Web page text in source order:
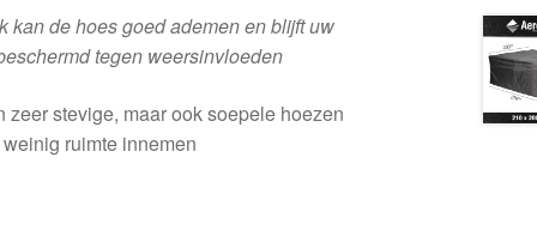
kan de hoes goed ademen en blijft uw
tegen weersinvloeden
stevige, maar ook soepele hoezen
ruimte innemen